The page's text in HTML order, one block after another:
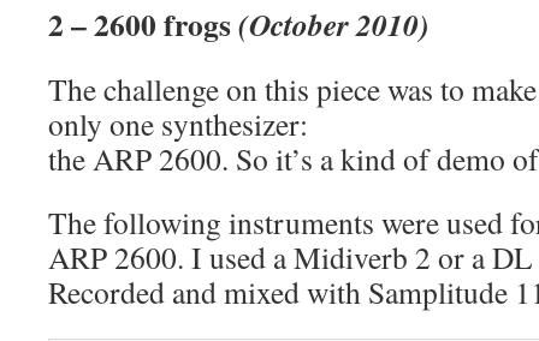
2 – 2600 frogs(October 2010)
The challenge on this piece was to
only one synthesizer:
the ARP 2600. So it’s a kind of demo
The following instruments were used
ARP 2600. I used a Midiverb 2 or a
Recorded and mixed with Samplitude